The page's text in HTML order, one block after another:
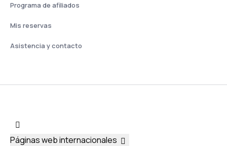
Programa de afiliados
Mis reservas
Asistencia y contacto
Páginas web internacionales